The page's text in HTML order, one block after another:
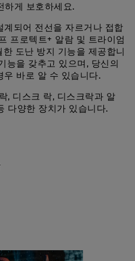
하게 보호하세요.
계되어 전선을 자르거나 접합
프로텍트+ 알람 및 트라이엄
도난 방지 기능을 제공합니
능을 갖추고 있으며, 당신의
우 바로 알 수 있습니다.
, 디스크 락, 디스크락과 알
다양한 장치가 있습니다.